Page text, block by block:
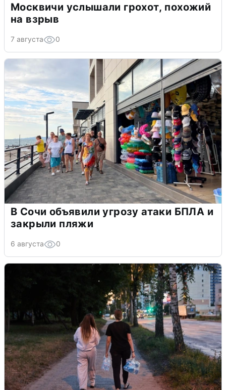
Москвичи услышали грохот, похожий
на взрыв
7 августа 0
В Сочи объявили угрозу атаки БПЛА и
закрыли пляжи
6 августа 0